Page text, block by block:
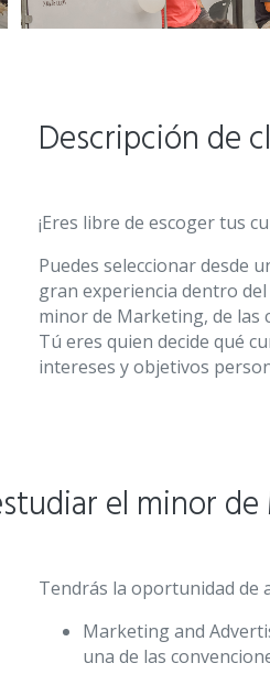
Descripción de
¡Eres libre de escoger tus
Puedes seleccionar desde
gran experiencia dentro
minor de Marketing, de las
Tú eres quien decide qué
intereses y objetivos
el minor
Tendrás la oportunidad de
Marketing and
una de las